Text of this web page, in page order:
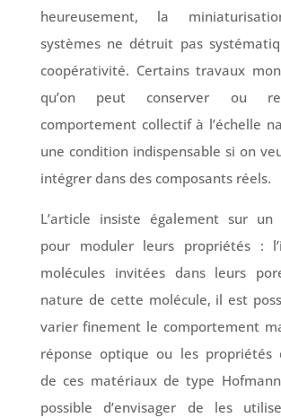
heureusement, la
systèmes ne détruit pas
coopérativité. Certains travaux
qu’on peut conserver ou
comportement collectif à l’échelle
une condition indispensable si on
intégrer dans des composants réels.
L’article insiste également sur
pour moduler leurs propriétés :
molécules invitées dans leurs
nature de cette molécule, il est
varier finement le comportement
réponse optique ou les propriétés
de ces matériaux de type
possible d’envisager de les